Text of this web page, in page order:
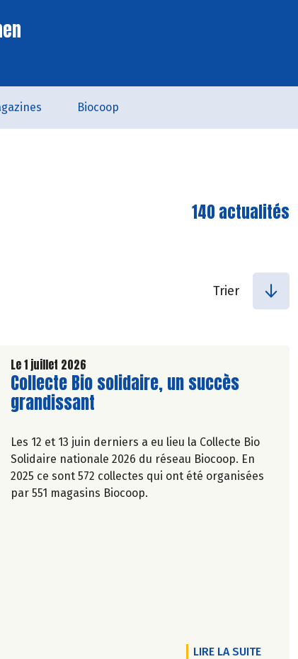
Biocoop
140 actualités
Trier
NOTRE RADD 2025 EST SORTI !
Le 1 juillet 2026
Lire la suite de l'article
Collecte Bio solidaire, un succès
grandissant
Les 12 et 13 juin derniers a eu lieu la Collecte Bio
Solidaire nationale 2026 du réseau Biocoop. En
2025 ce sont 572 collectes qui ont été organisées
par 551 magasins Biocoop.
LIRE LA SUITEDE